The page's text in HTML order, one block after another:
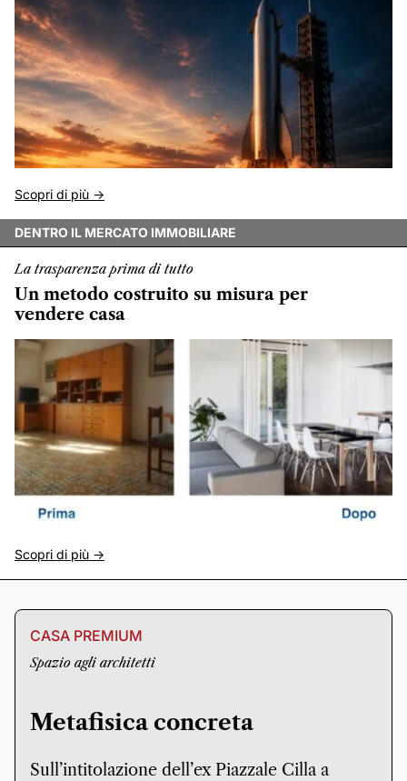
Scopri di più ->
DENTRO IL MERCATO IMMOBILIARE
La trasparenza prima di tutto
Un metodo costruito su misura per
vendere casa
Scopri di più ->
CASA PREMIUM
Spazio agli architetti
Metafisica concreta
Sull’intitolazione dell’ex Piazzale Cilla a